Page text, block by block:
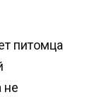
питомца
не